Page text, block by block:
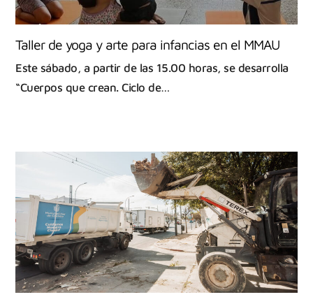
Taller de yoga y arte para infancias en el MMAU
Este sábado, a partir de las 15.00 horas, se desarrolla
“Cuerpos que crean. Ciclo de…